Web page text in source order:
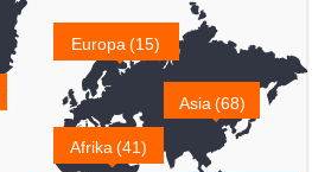
Europa (15)
Asia (68)
Afrika (41)